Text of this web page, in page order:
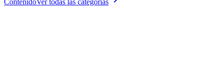
ContenidoVer todas las categorías